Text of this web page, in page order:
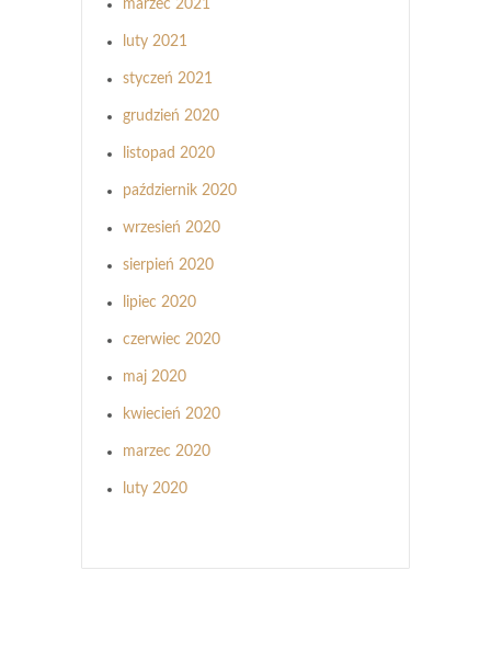
marzec 2021
luty 2021
styczeń 2021
grudzień 2020
listopad 2020
październik 2020
wrzesień 2020
sierpień 2020
lipiec 2020
czerwiec 2020
maj 2020
kwiecień 2020
marzec 2020
luty 2020